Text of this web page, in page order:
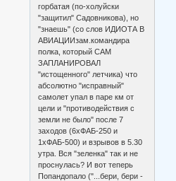
горбатая (по-холуйски
"защитил" Садовникова), но
"знаешь" (со слов ИДИОТА В
АВИАЦИИзам.командира
полка, который САМ
ЗАПЛАНИРОВАЛ
"истощенного" летчика) что
абсолютно "исправный"
самолет упал в паре км от
цели и "противодействия с
земли не было" после 7
заходов (6хФАБ-250 и
1хФАБ-500) и взрывов в 5.30
утра. Вся "зеленка" так и не
проснулась? И вот теперь
Попандопало ("...бери, бери -